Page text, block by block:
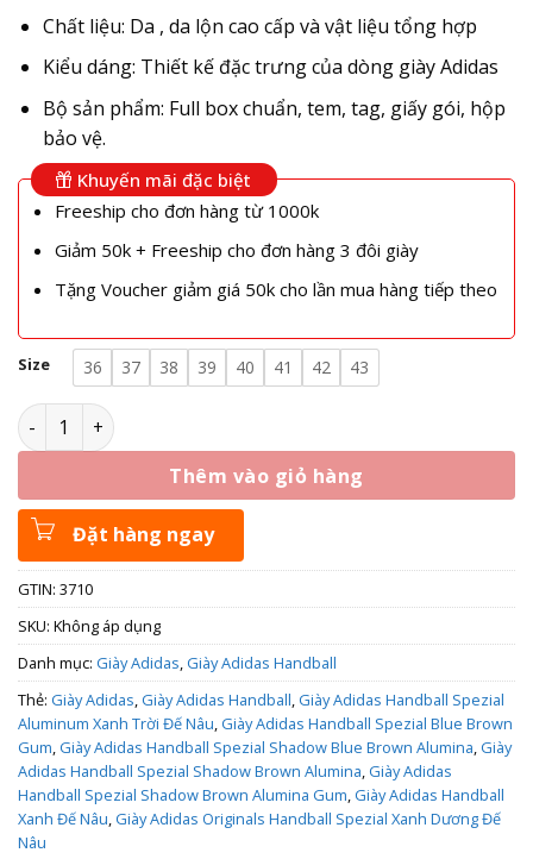
Chất liệu: Da , da lộn cao cấp và vật liệu tổng hợp
Kiểu dáng: Thiết kế đặc trưng của dòng giày Adidas
Bộ sản phẩm: Full box chuẩn, tem, tag, giấy gói, hộp
bảo vệ.
Khuyến mãi đặc biệt
Freeship cho đơn hàng từ 1000k
Giảm 50k + Freeship cho đơn hàng 3 đôi giày
Tặng Voucher giảm giá 50k cho lần mua hàng tiếp theo
Size 36 37 38 39 40 41 42 43
Giày Adidas Handball Spezial Shadow Brown Alumina
Thêm vào giỏ hàng
Đặt hàng ngay
GTIN: 3710
SKU: Không áp dụng
Danh mục: Giày Adidas, Giày Adidas Handball
Thẻ: Giày Adidas, Giày Adidas Handball, Giày Adidas Handball Spezial
Aluminum Xanh Trời Đế Nâu, Giày Adidas Handball Spezial Blue Brown
Gum, Giày Adidas Handball Spezial Shadow Blue Brown Alumina, Giày
Adidas Handball Spezial Shadow Brown Alumina, Giày Adidas
Handball Spezial Shadow Brown Alumina Gum, Giày Adidas Handball
Xanh Đế Nâu, Giày Adidas Originals Handball Spezial Xanh Dương Đế
Nâu